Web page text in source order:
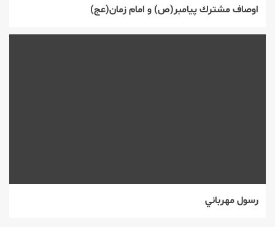
اوصاف مشترك پیامبر(ص) و امام زمان(عج)
رسول مهرباني